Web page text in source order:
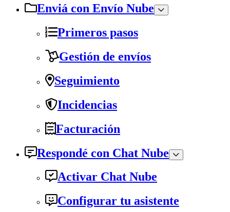
Enviá con Envío Nube
Primeros pasos
Gestión de envíos
Seguimiento
Incidencias
Facturación
Respondé con Chat Nube
Activar Chat Nube
Configurar tu asistente